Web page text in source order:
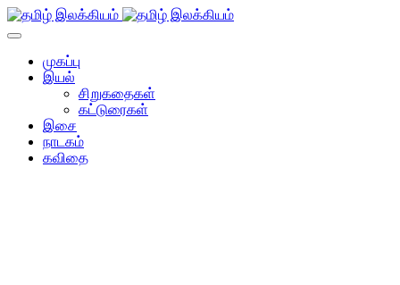
முகப்பு
இயல்
சிறுகதைகள்
கட்டுரைகள்
இசை
நாடகம்
கவிதை